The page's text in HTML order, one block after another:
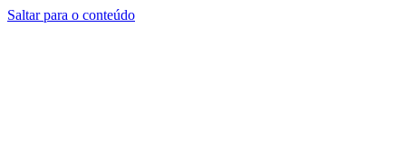
Saltar para o conteúdo